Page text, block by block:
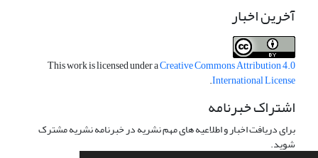
آخرین اخبار
This work is licensed under aCreative Commons Attribution 4.0
International License
.
اشتراک خبرنامه
برای دریافت اخبار و اطلاعیه های مهم نشریه در خبرنامه نشریه مشترک
شوید.